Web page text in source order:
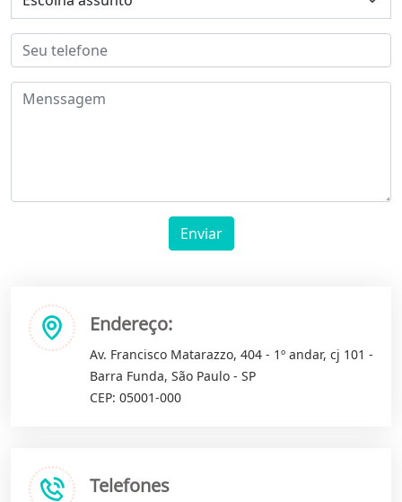
Enviar
Endereço:
Av. Francisco Matarazzo, 404 - 1º andar, cj 101 -
Barra Funda, São Paulo - SP
CEP: 05001-000
Telefones